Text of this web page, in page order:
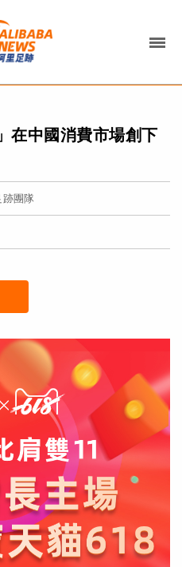
在中國消費市場創下
跡團隊